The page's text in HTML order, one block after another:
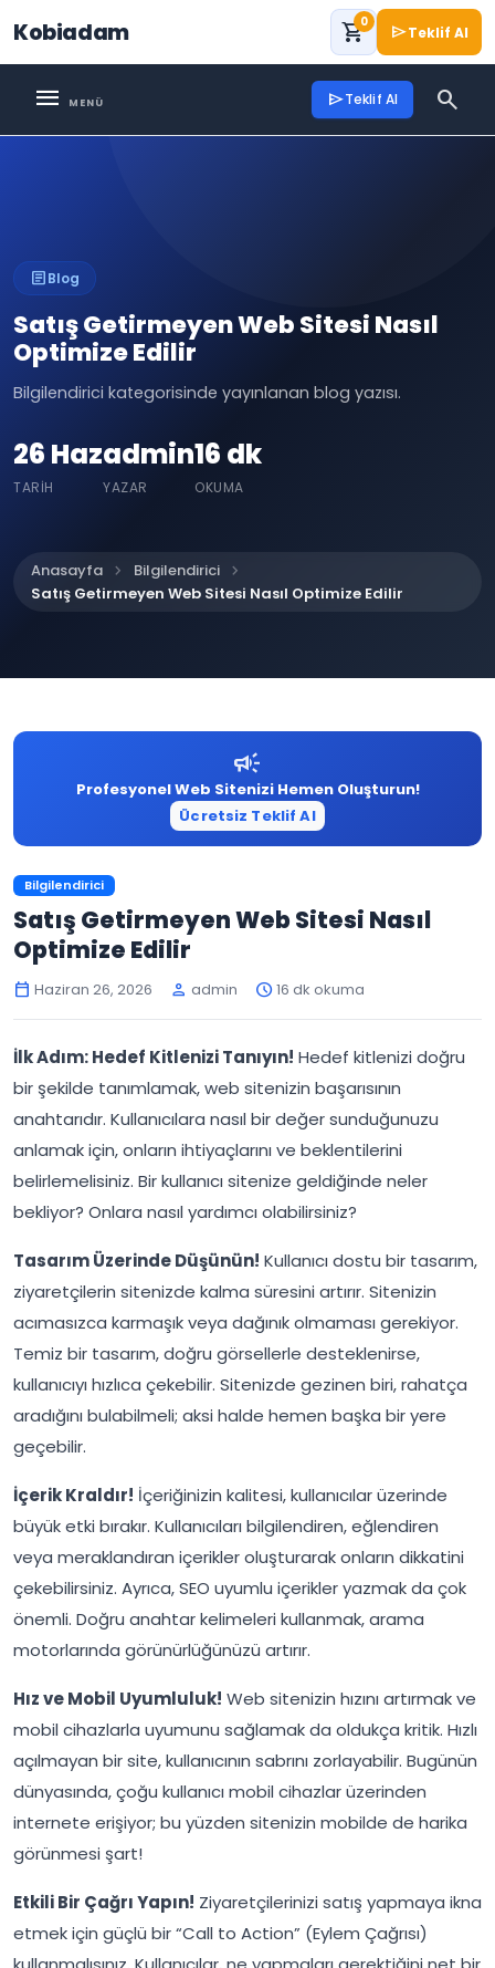
Kobiadam shopping_cart0 sendTeklif Al
menu sendTeklif Al search
articleBlog
Satış Getirmeyen Web Sitesi Nasıl
Optimize Edilir
Bilgilendirici kategorisinde yayınlanan blog yazısı.
26 Haz
TARIH
admin
YAZAR
16 dk
OKUMA
Anasayfa chevron_right Bilgilendirici chevron_right
Satış Getirmeyen Web Sitesi Nasıl Optimize Edilir
campaign
Profesyonel Web Sitenizi Hemen Oluşturun!
Ücretsiz Teklif Al
Bilgilendirici
Satış Getirmeyen Web Sitesi Nasıl
Optimize Edilir
calendar_today Haziran 26, 2026 person admin schedule16 dk okuma
İlk Adım: Hedef Kitlenizi Tanıyın! Hedef kitlenizi doğru
bir şekilde tanımlamak, web sitenizin başarısının
anahtarıdır. Kullanıcılara nasıl bir değer sunduğunuzu
anlamak için, onların ihtiyaçlarını ve beklentilerini
belirlemelisiniz. Bir kullanıcı sitenize geldiğinde neler
bekliyor? Onlara nasıl yardımcı olabilirsiniz?
Tasarım Üzerinde Düşünün! Kullanıcı dostu bir tasarım,
ziyaretçilerin sitenizde kalma süresini artırır. Sitenizin
acımasızca karmaşık veya dağınık olmaması gerekiyor.
Temiz bir tasarım, doğru görsellerle desteklenirse,
kullanıcıyı hızlıca çekebilir. Sitenizde gezinen biri, rahatça
aradığını bulabilmeli; aksi halde hemen başka bir yere
geçebilir.
İçerik Kraldır! İçeriğinizin kalitesi, kullanıcılar üzerinde
büyük etki bırakır. Kullanıcıları bilgilendiren, eğlendiren
veya meraklandıran içerikler oluşturarak onların dikkatini
çekebilirsiniz. Ayrıca, SEO uyumlu içerikler yazmak da çok
önemli. Doğru anahtar kelimeleri kullanmak, arama
motorlarında görünürlüğünüzü artırır.
Hız ve Mobil Uyumluluk! Web sitenizin hızını artırmak ve
mobil cihazlarla uyumunu sağlamak da oldukça kritik. Hızlı
açılmayan bir site, kullanıcının sabrını zorlayabilir. Bugünün
dünyasında, çoğu kullanıcı mobil cihazlar üzerinden
internete erişiyor; bu yüzden sitenizin mobilde de harika
görünmesi şart!
Etkili Bir Çağrı Yapın! Ziyaretçilerinizi satış yapmaya ikna
etmek için güçlü bir “Call to Action” (Eylem Çağrısı)